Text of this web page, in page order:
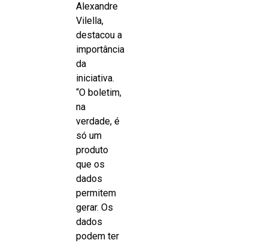
Alexandre
Vilella,
destacou a
importância
da
iniciativa.
“O boletim,
na
verdade, é
só um
produto
que os
dados
permitem
gerar. Os
dados
podem ter